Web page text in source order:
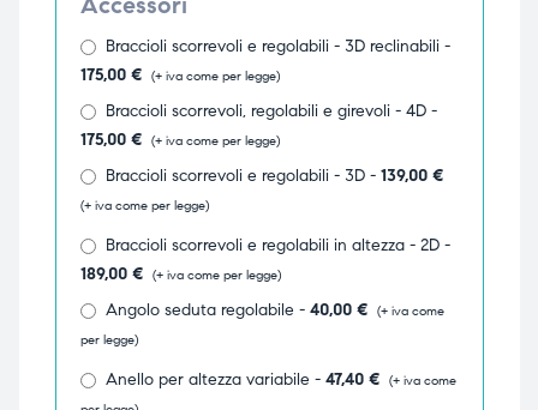
Braccioli scorrevoli e regolabili - 3D reclinabili -
175,00 € (+ iva come per legge)
Braccioli scorrevoli, regolabili e girevoli - 4D -
175,00 € (+ iva come per legge)
Braccioli scorrevoli e regolabili - 3D - 139,00 €
(+ iva come per legge)
Braccioli scorrevoli e regolabili in altezza - 2D -
189,00 € (+ iva come per legge)
Angolo seduta regolabile - 40,00 € (+ iva come
per legge)
Anello per altezza variabile - 47,40 € (+ iva come